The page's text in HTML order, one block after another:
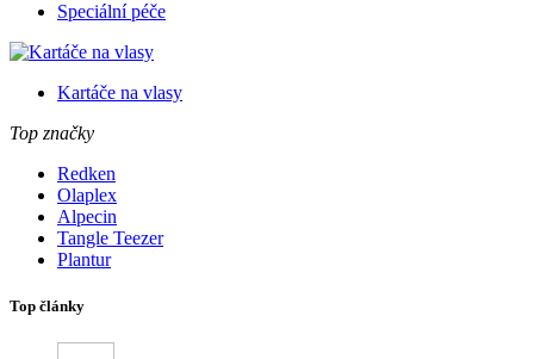
Speciální péče
Kartáče na vlasy
Top značky
Redken
Olaplex
Alpecin
Tangle Teezer
Plantur
Top články